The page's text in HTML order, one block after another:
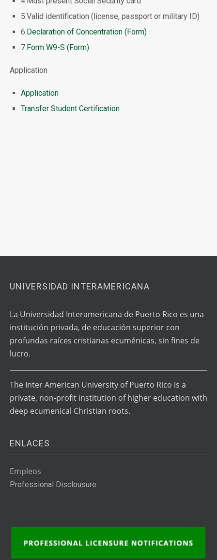
5.Valid identification (license, passport or military ID)
6.Declaration of Concentration (Form)
7.Form W9-S (Form)
Application
Application
Transfer Student Certification
UNIVERSIDAD INTERAMERICANA
La Universidad Interamericana de Puerto Rico es una
institución privada, de educación superior con
profundas raíces cristianas ecuménicas, sin fines de
lucro.
The Inter American University of Puerto Rico is a
private, non-profit institution of higher education with
deep ecumenical Christian roots.
ENLACES
Empleos
Professional Disclousure